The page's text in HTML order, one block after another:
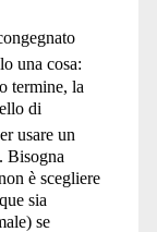
una cosa:
termine, la
di
usare un
Bisogna
è scegliere
sia
se